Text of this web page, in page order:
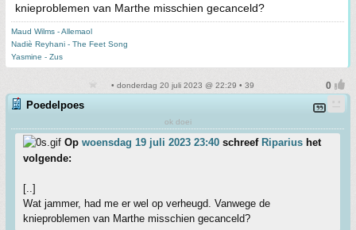
knieproblemen van Marthe misschien gecanceld?
Maud Wilms - Allemaol
Nadiè Reyhani - The Feet Song
Yasmine - Zus
• donderdag 20 juli 2023 @ 22:29 • 39
Poedelpoes
ok doei
Op woensdag 19 juli 2023 23:40 schreef Riparius het
volgende:
[..]
Wat jammer, had me er wel op verheugd. Vanwege de
knieproblemen van Marthe misschien gecanceld?